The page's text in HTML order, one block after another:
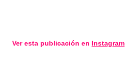
Ver esta publicación en Instagram